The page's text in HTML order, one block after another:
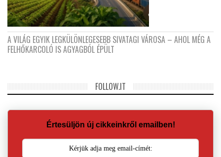
A VILÁG EGYIK LEGKÜLÖNLEGESEBB SIVATAGI VÁROSA – AHOL MÉG A
FELHŐKARCOLÓ IS AGYAGBÓL ÉPÜLT
FOLLOW.IT
Értesüljön új cikkeinkről emailben!